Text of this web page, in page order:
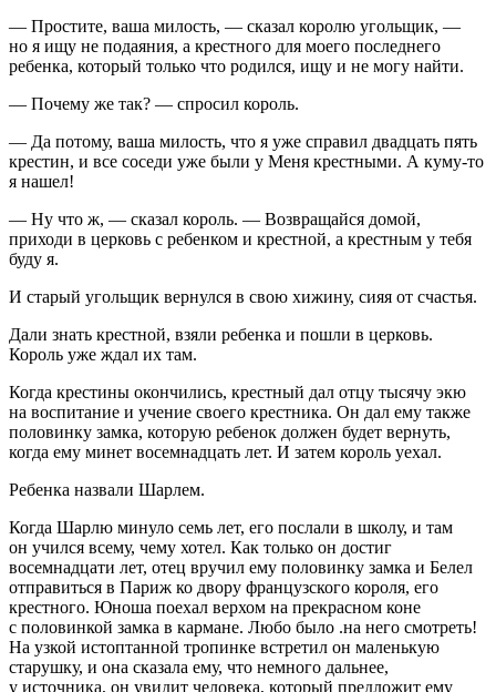
— Простите, ваша милость, — сказал королю угольщик, —
но я ищу не подаяния, а крестного для моего последнего
ребенка, который только что родился, ищу и не могу найти.
— Почему же так? — спросил король.
— Да потому, ваша милость, что я уже справил двадцать пять
крестин, и все соседи уже были у Меня крестными. А куму-то
я нашел!
— Ну что ж, — сказал король. — Возвращайся домой,
приходи в церковь с ребенком и крестной, а крестным у тебя
буду я.
И старый угольщик вернулся в свою хижину, сияя от счастья.
Дали знать крестной, взяли ребенка и пошли в церковь.
Король уже ждал их там.
Когда крестины окончились, крестный дал отцу тысячу экю
на воспитание и учение своего крестника. Он дал ему также
половинку замка, которую ребенок должен будет вернуть,
когда ему минет восемнадцать лет. И затем король уехал.
Ребенка назвали Шарлем.
Когда Шарлю минуло семь лет, его послали в школу, и там
он учился всему, чему хотел. Как только он достиг
восемнадцати лет, отец вручил ему половинку замка и Белел
отправиться в Париж ко двору французского короля, его
крестного. Юноша поехал верхом на прекрасном коне
с половинкой замка в кармане. Любо было .на него смотреть!
На узкой истоптанной тропинке встретил он маленькую
старушку, и она сказала ему, что немного дальнее,
у источника, он увидит человека, который предложит ему